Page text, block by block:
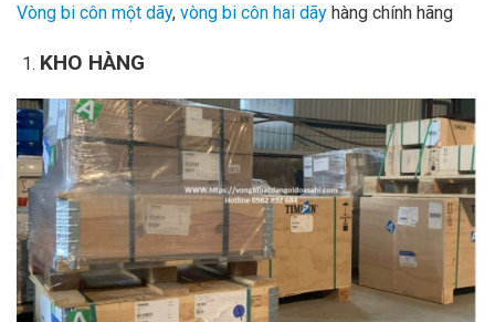
Vòng bi côn một dãy, vòng bi côn hai dãy hàng chính hãng
KHO HÀNG